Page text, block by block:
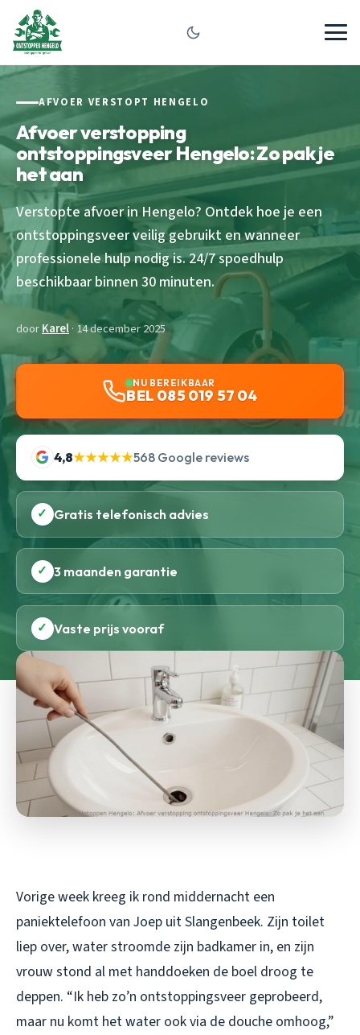
AFVOER VERSTOPT HENGELO
Afvoer verstopping
ontstoppingsveer Hengelo: Zo pak je
het aan
Verstopte afvoer in Hengelo? Ontdek hoe je een
ontstoppingsveer veilig gebruikt en wanneer
professionele hulp nodig is. 24/7 spoedhulp
beschikbaar binnen 30 minuten.
doorKarel· 14 december 2025
NU BEREIKBAAR
BEL 085 019 57 04
4,8★★★★★568 Google reviews
✓ Gratis telefonisch advies
✓ 3 maanden garantie
✓ Vaste prijs vooraf
Vorige week kreeg ik rond middernacht een
paniektelefoon van Joep uit Slangenbeek. Zijn toilet
liep over, water stroomde zijn badkamer in, en zijn
vrouw stond al met handdoeken de boel droog te
deppen. “Ik heb zo’n ontstoppingsveer geprobeerd,
maar nu komt het water ook via de douche omhoog,”